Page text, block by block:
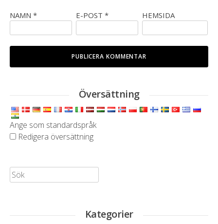
NAMN * E-POST * HEMSIDA
Översättning
Ange som standardspråk
Redigera översättning
Sök:
Kategorier